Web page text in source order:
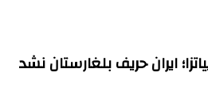
ایران حریف بلغارستان نشد